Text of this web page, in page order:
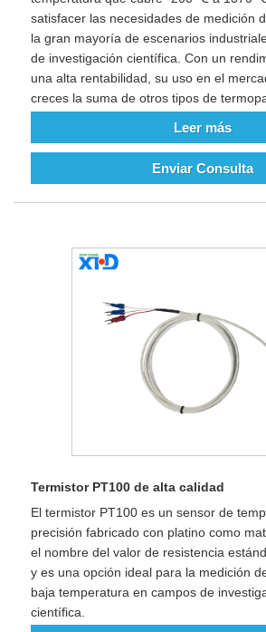
satisfacer las necesidades de medición
la gran mayoría de escenarios
de investigación científica. Con un
una alta rentabilidad, su uso en el
creces la suma de otros tipos de
Leer más
Enviar Consulta
Termistor PT100 de alta calidad
El termistor PT100 es un sensor de
precisión fabricado con platino como
el nombre del valor de resistencia
y es una opción ideal para la medición
baja temperatura en campos de
científica.